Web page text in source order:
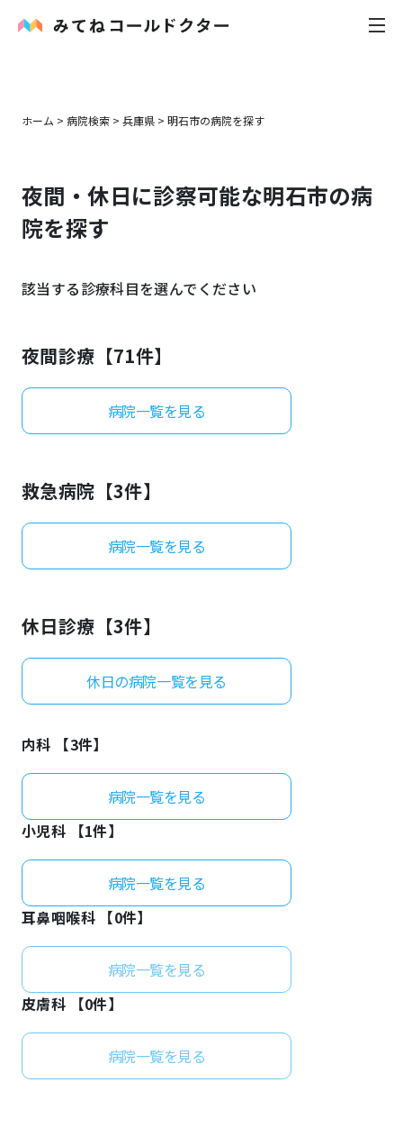
花粉症
感染症
お知らせ
よくあるご質問
ホーム > 病院検索 > 兵庫県 > 明石市の病院を探す
夜間・休日に診察可能な明石市の病
院を探す
該当する診療科目を選んでください
夜間診療【71件】
病院一覧を見る
救急病院【3件】
病院一覧を見る
休日診療【3件】
休日の病院一覧を見る
内科 【3件】
病院一覧を見る
小児科 【1件】
病院一覧を見る
耳鼻咽喉科 【0件】
病院一覧を見る
皮膚科 【0件】
病院一覧を見る